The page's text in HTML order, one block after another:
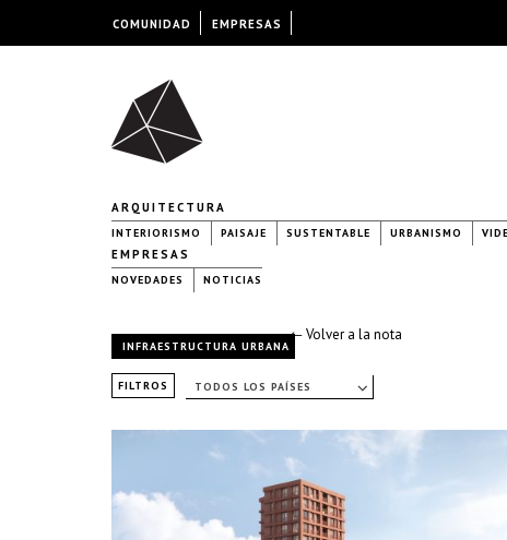
ARQUITECTURA
INTERIORISMO PAISAJE SUSTENTABLE URBANISMO
EMPRESAS
NOVEDADES NOTICIAS
← Volver a la nota
INFRAESTRUCTURA URBANA
FILTROS TODOS LOS PAÍSES
COMUNIDAD EMPRESAS